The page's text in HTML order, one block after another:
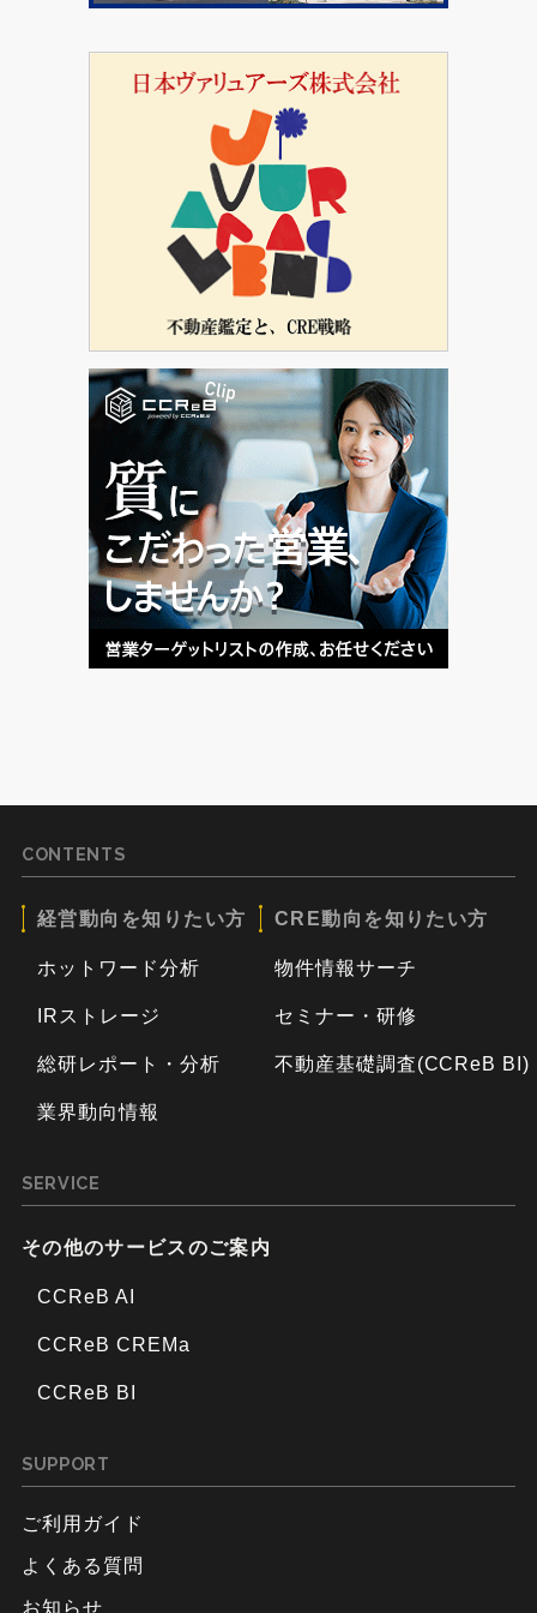
CONTENTS
経営動向を知りたい方
ホットワード分析
IRストレージ
総研レポート・分析
業界動向情報
CRE動向を知りたい方
物件情報サーチ
セミナー・研修
不動産基礎調査(CCReB BI)
SERVICE
その他のサービスのご案内
CCReB AI
CCReB CREMa
CCReB BI
SUPPORT
ご利用ガイド
よくある質問
お知らせ